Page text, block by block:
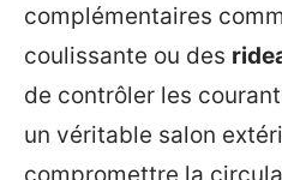
complémentaires
coulissante ou des
de contrôler les
un véritable salon
compromettre la